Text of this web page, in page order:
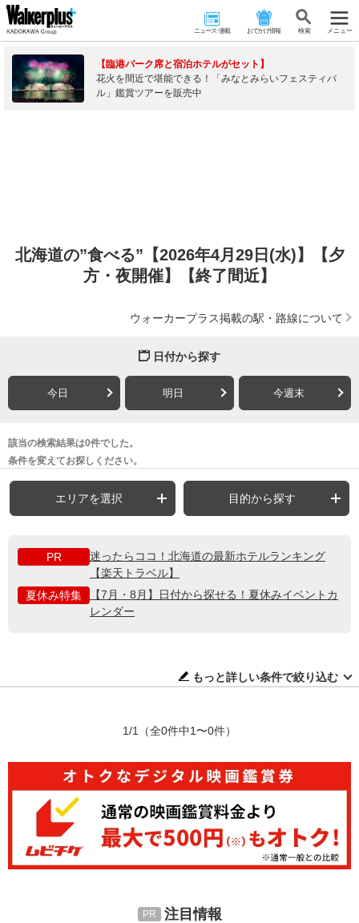
ニュース･連載 おでかけ情報 検 索 メニュー
【臨港パーク席と宿泊ホテルがセット】
花火を間近で堪能できる！「みなとみらいフェスティバ
ル」鑑賞ツアーを販売中
北海道の”食べる”【2026年4月29日(水)】【夕
方・夜開催】【終了間近】
ウォーカープラス掲載の駅・路線について
日付から探す
今日 明日 今週末
該当の検索結果は0件でした。
条件を変えてお探しください。
エリアを選択 目的から探す
PR
迷ったらココ！北海道の最新ホテルランキング
【楽天トラベル】
夏休み特集
【7月・8月】日付から探せる！夏休みイベントカ
レンダー
もっと詳しい条件で絞り込む
1/1 （全0件中1〜0件）
注目情報